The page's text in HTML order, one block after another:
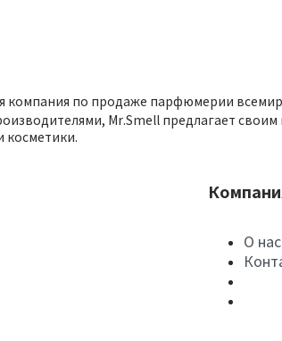
компания по продаже парфюмерии
Mr.Smell предлагает
косметики.
О нас